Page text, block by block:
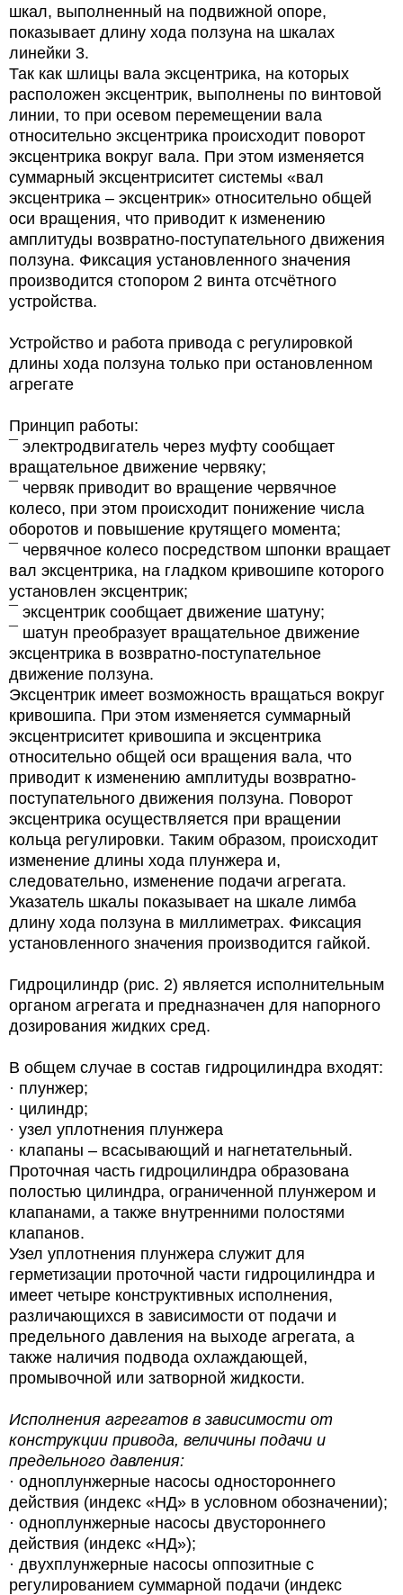
шкал, выполненный на подвижной опоре,
показывает длину хода ползуна на шкалах
линейки 3.
Так как шлицы вала эксцентрика, на которых
расположен эксцентрик, выполнены по винтовой
линии, то при осевом перемещении вала
относительно эксцентрика происходит поворот
эксцентрика вокруг вала. При этом изменяется
суммарный эксцентриситет системы «вал
эксцентрика – эксцентрик» относительно общей
оси вращения, что приводит к изменению
амплитуды возвратно-поступательного движения
ползуна. Фиксация установленного значения
производится стопором 2 винта отсчётного
устройства.
Устройство и работа привода с регулировкой
длины хода ползуна только при остановленном
агрегате
Принцип работы:
¯ электродвигатель через муфту сообщает
вращательное движение червяку;
¯ червяк приводит во вращение червячное
колесо, при этом происходит понижение числа
оборотов и повышение крутящего момента;
¯ червячное колесо посредством шпонки вращает
вал эксцентрика, на гладком кривошипе которого
установлен эксцентрик;
¯ эксцентрик сообщает движение шатуну;
¯ шатун преобразует вращательное движение
эксцентрика в возвратно-поступательное
движение ползуна.
Эксцентрик имеет возможность вращаться вокруг
кривошипа. При этом изменяется суммарный
эксцентриситет кривошипа и эксцентрика
относительно общей оси вращения вала, что
приводит к изменению амплитуды возвратно-
поступательного движения ползуна. Поворот
эксцентрика осуществляется при вращении
кольца регулировки. Таким образом, происходит
изменение длины хода плунжера и,
следовательно, изменение подачи агрегата.
Указатель шкалы показывает на шкале лимба
длину хода ползуна в миллиметрах. Фиксация
установленного значения производится гайкой.
Гидроцилиндр (рис. 2) является исполнительным
органом агрегата и предназначен для напорного
дозирования жидких сред.
В общем случае в состав гидроцилиндра входят:
· плунжер;
· цилиндр;
· узел уплотнения плунжера
· клапаны – всасывающий и нагнетательный.
Проточная часть гидроцилиндра образована
полостью цилиндра, ограниченной плунжером и
клапанами, а также внутренними полостями
клапанов.
Узел уплотнения плунжера служит для
герметизации проточной части гидроцилиндра и
имеет четыре конструктивных исполнения,
различающихся в зависимости от подачи и
предельного давления на выходе агрегата, а
также наличия подвода охлаждающей,
промывочной или затворной жидкости.
Исполнения агрегатов в зависимости от
конструкции привода, величины подачи и
предельного давления:
· одноплунжерные насосы одностороннего
действия (индекс «НД» в условном обозначении);
· одноплунжерные насосы двустороннего
действия (индекс «НД»);
· двухплунжерные насосы оппозитные с
регулированием суммарной подачи (индекс